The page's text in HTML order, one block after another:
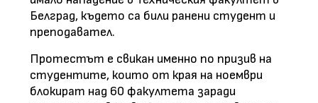
Белград, където са били ранени студент и
преподавател.
Протестът е свикан именно по призив на
студентите, които от края на ноември
блокират над 60 факултета заради